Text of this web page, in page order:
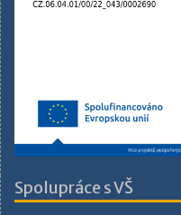
Spolupráce s VŠ